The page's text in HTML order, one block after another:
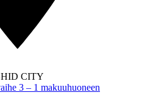
CITY
3 – 1 makuuhuoneen